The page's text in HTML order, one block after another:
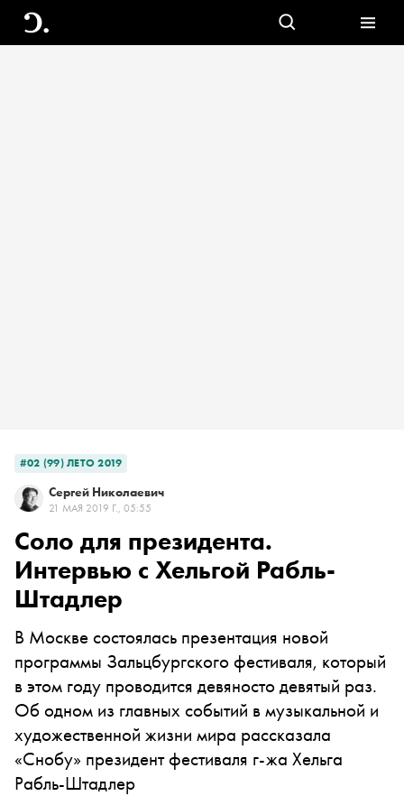
#02 (99) ЛЕТО 2019
Сергей Николаевич
21 МАЯ 2019 Г., 05:55
Соло для президента.
Интервью с Хельгой Рабль-
Штадлер
В Москве состоялась презентация новой
программы Зальцбургского фестиваля, который
в этом году проводится девяносто девятый раз.
Об одном из главных событий в музыкальной и
художественной жизни мира рассказала
«Снобу» президент фестиваля г-жа Хельга
Рабль-Штадлер